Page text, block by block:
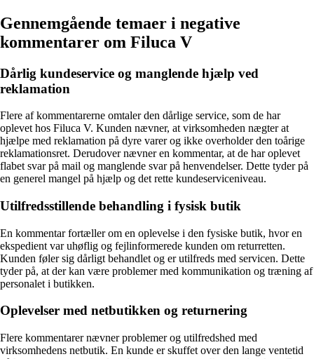
Gennemgående temaer i negative
kommentarer om Filuca V
Dårlig kundeservice og manglende hjælp ved
reklamation
Flere af kommentarerne omtaler den dårlige service, som de har
oplevet hos Filuca V. Kunden nævner, at virksomheden nægter at
hjælpe med reklamation på dyre varer og ikke overholder den toårige
reklamationsret. Derudover nævner en kommentar, at de har oplevet
flabet svar på mail og manglende svar på henvendelser. Dette tyder på
en generel mangel på hjælp og det rette kundeserviceniveau.
Utilfredsstillende behandling i fysisk butik
En kommentar fortæller om en oplevelse i den fysiske butik, hvor en
ekspedient var uhøflig og fejlinformerede kunden om returretten.
Kunden føler sig dårligt behandlet og er utilfreds med servicen. Dette
tyder på, at der kan være problemer med kommunikation og træning af
personalet i butikken.
Oplevelser med netbutikken og returnering
Flere kommentarer nævner problemer og utilfredshed med
virksomhedens netbutik. En kunde er skuffet over den lange ventetid